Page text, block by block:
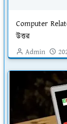
Computer
উত্তর
Admin